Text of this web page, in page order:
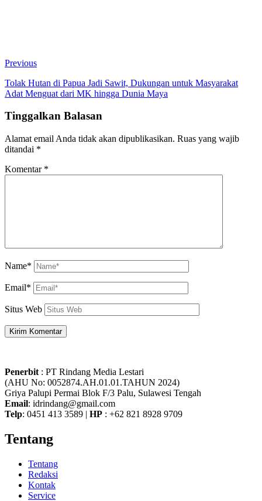
Previous
Tolak Hutan di Papua Jadi Sawit, Dukungan untuk Masyarakat
Adat Menguat dari MK hingga Dunia Maya
Tinggalkan Balasan
Alamat email Anda tidak akan dipublikasikan. Ruas yang wajib
ditandai *
Komentar *
Name*
Email*
Situs Web
Penerbit : PT Rindang Media Lestari
(AHU No: 0052874.AH.01.01.TAHUN 2024)
Griya Palupi Permai Blok F/3 Palu, Sulawesi Tengah
Email: idrindang@gmail.com
Telp: 0451 413 3589 | HP : +62 821 8928 9709
Tentang
Tentang
Redaksi
Kontak
Service